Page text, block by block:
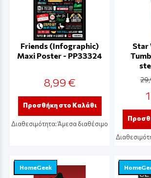
Friends (Infographic)
Maxi Poster - PP33324
8,99 €
Προσθήκη στο Καλάθι
Διαθεσιμότητα:Άμεσα διαθέσιμο
Star
HomeGeek